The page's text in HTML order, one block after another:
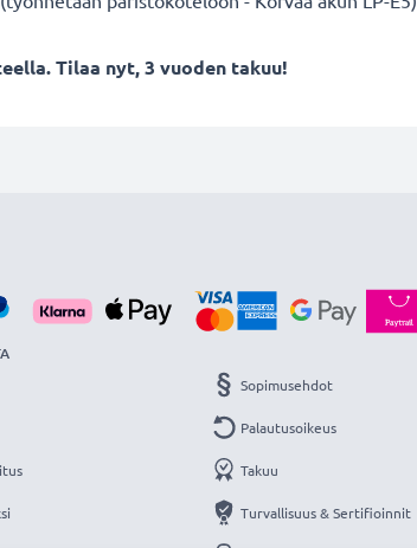
Tilaa nyt, 3 vuoden takuu!
Sopimusehdot
Palautusoikeus
Takuu
Turvallisuus & Sertifioinnit